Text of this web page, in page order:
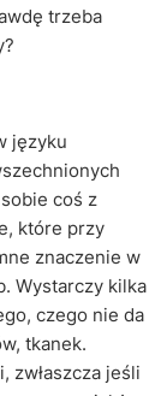
trzeba
języku
coś z
które przy
znaczenie w
Wystarczy kilka
czego nie da
tkanek.
zwłaszcza jeśli